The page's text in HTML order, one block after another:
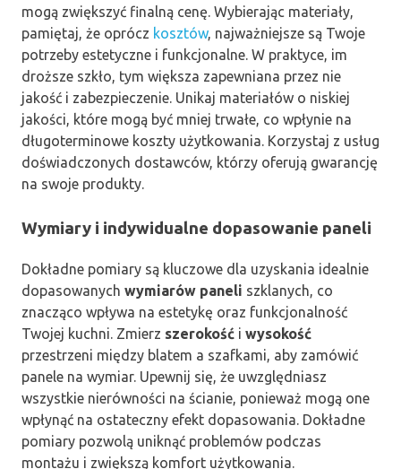
mogą zwiększyć finalną cenę. Wybierając materiały,
pamiętaj, że oprócz kosztów, najważniejsze są Twoje
potrzeby estetyczne i funkcjonalne. W praktyce, im
droższe szkło, tym większa zapewniana przez nie
jakość i zabezpieczenie. Unikaj materiałów o niskiej
jakości, które mogą być mniej trwałe, co wpłynie na
długoterminowe koszty użytkowania. Korzystaj z usług
doświadczonych dostawców, którzy oferują gwarancję
na swoje produkty.
Wymiary i indywidualne dopasowanie paneli
Dokładne pomiary są kluczowe dla uzyskania idealnie
dopasowanych wymiarów paneli szklanych, co
znacząco wpływa na estetykę oraz funkcjonalność
Twojej kuchni. Zmierz szerokość i wysokość
przestrzeni między blatem a szafkami, aby zamówić
panele na wymiar. Upewnij się, że uwzględniasz
wszystkie nierówności na ścianie, ponieważ mogą one
wpłynąć na ostateczny efekt dopasowania. Dokładne
pomiary pozwolą uniknąć problemów podczas
montażu i zwiększą komfort użytkowania.